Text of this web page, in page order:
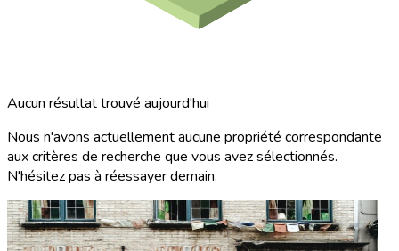
Aucun résultat trouvé aujourd'hui
Nous n'avons actuellement aucune propriété correspondante
aux critères de recherche que vous avez sélectionnés.
N'hésitez pas à réessayer demain.